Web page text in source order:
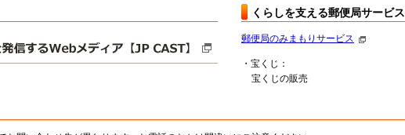
くらしを支える郵便局サービス
郵便局のみまもりサービス
・宝くじ：
宝くじの販売